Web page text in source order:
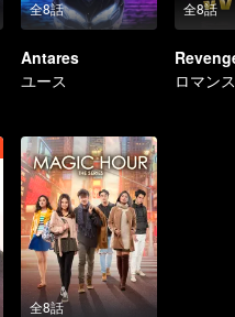
全8話
Antares
ユース
全8話
ロマンス
全8話